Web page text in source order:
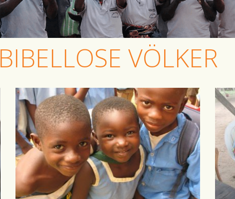
BIBELLOSE VÖLKER